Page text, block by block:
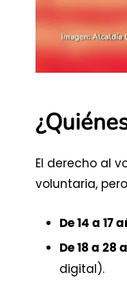
El derecho al
voluntaria,
De 14 a 17
De 18 a 28
digital).